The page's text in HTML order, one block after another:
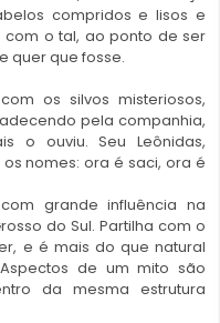
compridos e lisos e
o tal, ao ponto de ser
quer que fosse.
os silvos misteriosos,
pela companhia,
o ouviu. Seu Leônidas,
nomes: ora é saci, ora é
grande influência na
do Sul. Partilha com o
e é mais do que natural
de um mito são
da mesma estrutura